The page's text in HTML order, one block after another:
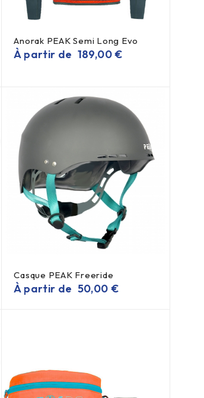
Anorak PEAK Semi Long Evo
À partir de 189,00€
Casque PEAK Freeride
À partir de 50,00 €